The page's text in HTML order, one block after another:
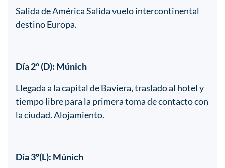
Salida de América Salida vuelo intercontinental
destino Europa.
Día 2º (D): Múnich
Llegada a la capital de Baviera, traslado al hotel y
tiempo libre para la primera toma de contacto con
la ciudad. Alojamiento.
Día 3º(L): Múnich